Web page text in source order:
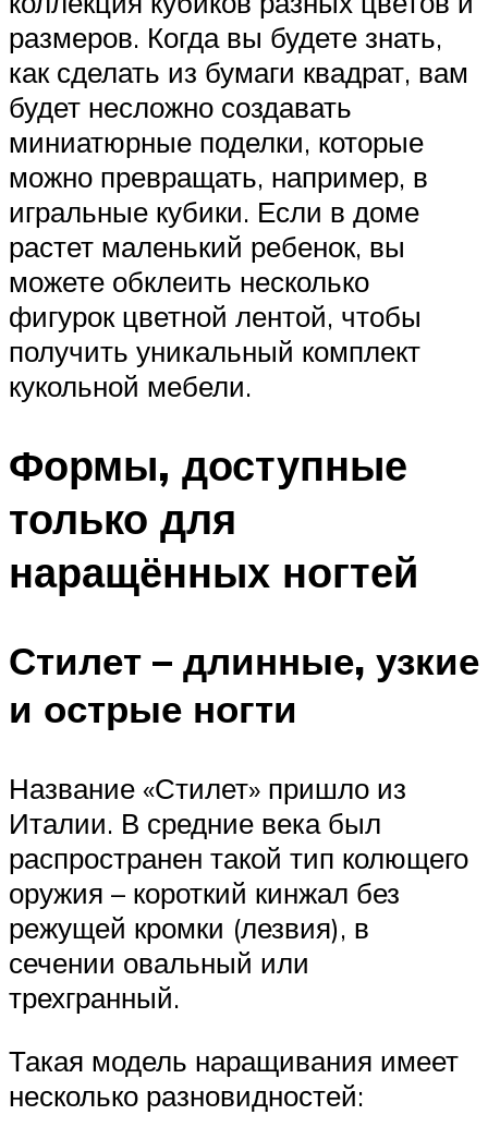
размеров. Когда вы будете знать,
как сделать из бумаги квадрат, вам
будет несложно создавать
миниатюрные поделки, которые
можно превращать, например, в
игральные кубики. Если в доме
растет маленький ребенок, вы
можете обклеить несколько
фигурок цветной лентой, чтобы
получить уникальный комплект
кукольной мебели.
Формы, доступные
только для
наращённых ногтей
Стилет – длинные, узкие
и острые ногти
Название «Стилет» пришло из
Италии. В средние века был
распространен такой тип колющего
оружия – короткий кинжал без
режущей кромки (лезвия), в
сечении овальный или
трехгранный.
Такая модель наращивания имеет
несколько разновидностей: